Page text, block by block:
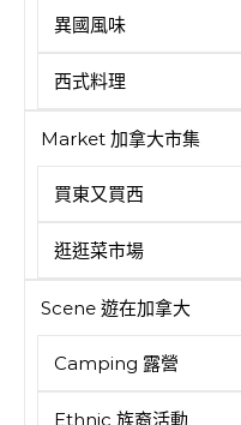
異國風味
西式料理
Market 加拿大市集
買東又買西
逛逛菜市場
Scene 遊在加拿大
Camping 露營
Ethnic 族裔活動